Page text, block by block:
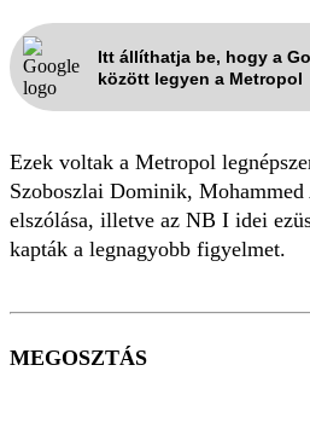
Itt állíthatja be, hogy a
között legyen a Metropol
Ezek voltak a Metropol
Szoboszlai Dominik, Mohammed
elszólása, illetve az NB I idei
kapták a legnagyobb figyelmet.
MEGOSZTÁS